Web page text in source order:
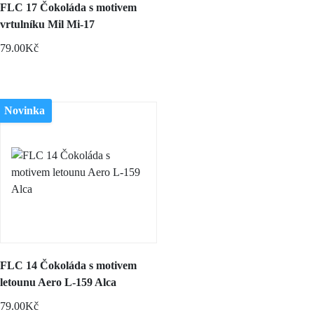
FLC 17 Čokoláda s motivem
vrtulníku Mil Mi-17
79.00Kč
Novinka
FLC 14 Čokoláda s motivem
letounu Aero L-159 Alca
79.00Kč